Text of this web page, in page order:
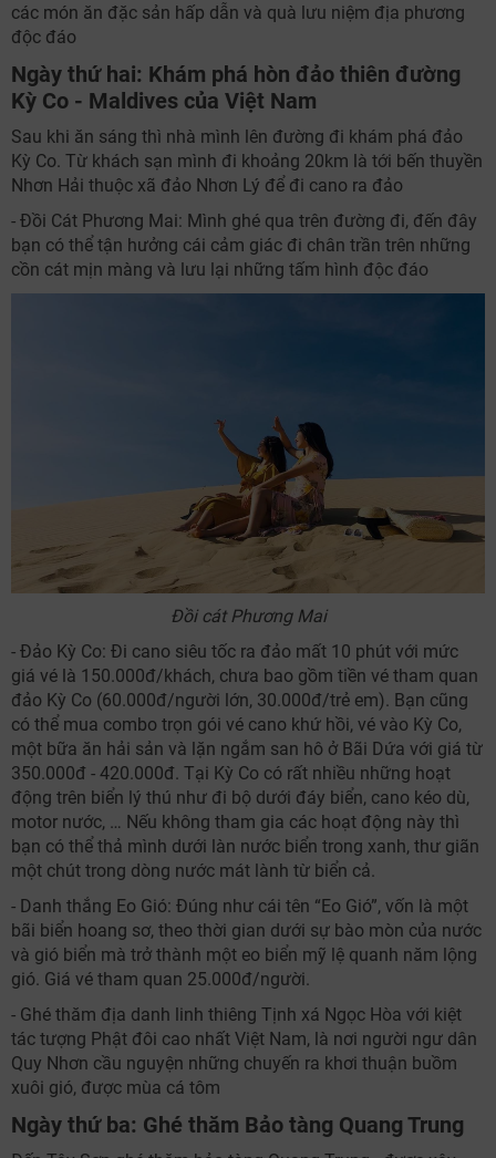
các món ăn đặc sản hấp dẫn và quà lưu niệm địa phương
độc đáo
Ngày thứ hai: Khám phá hòn đảo thiên đường
Kỳ Co - Maldives của Việt Nam
Sau khi ăn sáng thì nhà mình lên đường đi khám phá đảo
Kỳ Co. Từ khách sạn mình đi khoảng 20km là tới bến thuyền
Nhơn Hải thuộc xã đảo Nhơn Lý để đi cano ra đảo
- Đồi Cát Phương Mai: Mình ghé qua trên đường đi, đến đây
bạn có thể tận hưởng cái cảm giác đi chân trần trên những
cồn cát mịn màng và lưu lại những tấm hình độc đáo
Đồi cát Phương Mai
- Đảo Kỳ Co: Đi cano siêu tốc ra đảo mất 10 phút với mức
giá vé là 150.000đ/khách, chưa bao gồm tiền vé tham quan
đảo Kỳ Co (60.000đ/người lớn, 30.000đ/trẻ em). Bạn cũng
có thể mua combo trọn gói vé cano khứ hồi, vé vào Kỳ Co,
một bữa ăn hải sản và lặn ngắm san hô ở Bãi Dứa với giá từ
350.000đ - 420.000đ. Tại Kỳ Co có rất nhiều những hoạt
động trên biển lý thú như đi bộ dưới đáy biển, cano kéo dù,
motor nước, … Nếu không tham gia các hoạt động này thì
bạn có thể thả mình dưới làn nước biển trong xanh, thư giãn
một chút trong dòng nước mát lành từ biển cả.
- Danh thắng Eo Gió: Đúng như cái tên “Eo Gió”, vốn là một
bãi biển hoang sơ, theo thời gian dưới sự bào mòn của nước
và gió biển mà trở thành một eo biển mỹ lệ quanh năm lộng
gió. Giá vé tham quan 25.000đ/người.
- Ghé thăm địa danh linh thiêng Tịnh xá Ngọc Hòa với kiệt
tác tượng Phật đôi cao nhất Việt Nam, là nơi người ngư dân
Quy Nhơn cầu nguyện những chuyến ra khơi thuận buồm
xuôi gió, được mùa cá tôm
Ngày thứ ba: Ghé thăm Bảo tàng Quang Trung